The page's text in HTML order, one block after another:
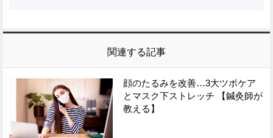
関連する記事
顔のたるみを改善…3大ツボケア
とマスク下ストレッチ 【鍼灸師が
教える】